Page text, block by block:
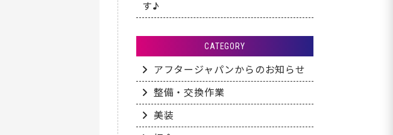
す♪
CATEGORY
アフタージャパンからのお知らせ
整備・交換作業
美装